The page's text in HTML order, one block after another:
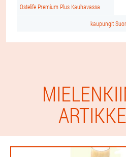
Ostelife Premium Plus Kauhavassa
kaupungit